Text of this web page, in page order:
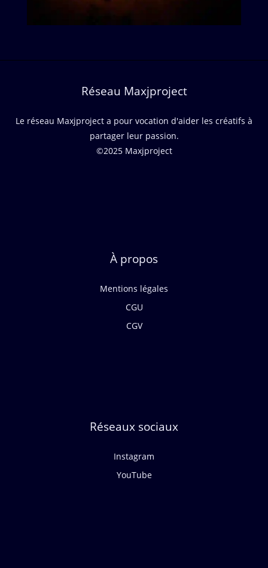
Réseau Maxjproject
Le réseau Maxjproject a pour vocation d'aider les créatifs à
partager leur passion.
©2025 Maxjproject
À propos
Mentions légales
CGU
CGV
Réseaux sociaux
Instagram
YouTube